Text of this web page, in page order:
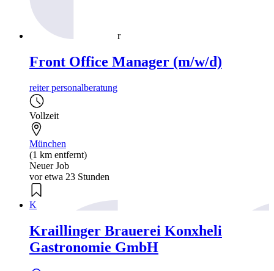
r
Front Office Manager (m/w/d)
reiter personalberatung
Vollzeit
München
(1 km entfernt)
Neuer Job
vor etwa 23 Stunden
K
Kraillinger Brauerei Konxheli
Gastronomie GmbH